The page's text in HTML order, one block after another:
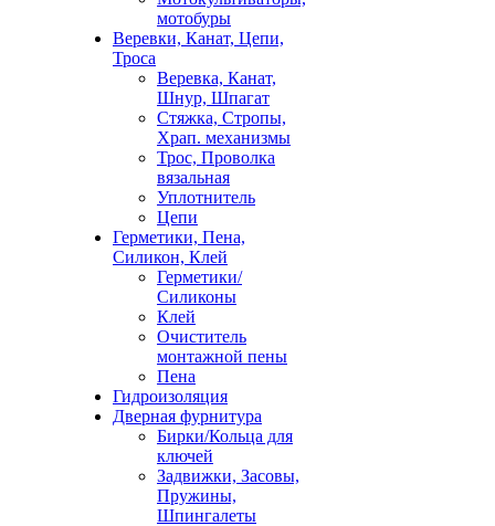
мотобуры
Веревки, Канат, Цепи,
Троса
Веревка, Канат,
Шнур, Шпагат
Стяжка, Стропы,
Храп. механизмы
Трос, Проволка
вязальная
Уплотнитель
Цепи
Герметики, Пена,
Силикон, Клей
Герметики/
Силиконы
Клей
Очиститель
монтажной пены
Пена
Гидроизоляция
Дверная фурнитура
Бирки/Кольца для
ключей
Задвижки, Засовы,
Пружины,
Шпингалеты